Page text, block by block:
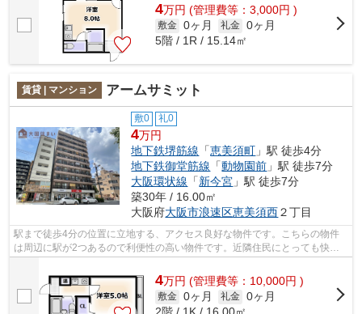
4万円 (管理費等：3,000円 )
敷金 0ヶ月 礼金 0ヶ月
5階 / 1R / 15.14㎡
賃貸 | マンション アームサミット
敷0 礼0
4万円
地下鉄堺筋線 「恵美須町 」駅 徒歩4分
地下鉄御堂筋線 「動物園前 」駅 徒歩7分
大阪環状線 「新今宮 」駅 徒歩7分
築30年 / 16.00㎡
大阪府大阪市浪速区恵美須西２丁目
駅まで徒歩4分の位置に立地する、アクセス良好な物件です。こちらの物件
は周辺に駅が2つあるので利便性の高い物件です。近隣住民にとっても快適
になる敷地内ごみ置き場付きです。気に...
4万円 (管理費等：10,000円 )
敷金 0ヶ月 礼金 0ヶ月